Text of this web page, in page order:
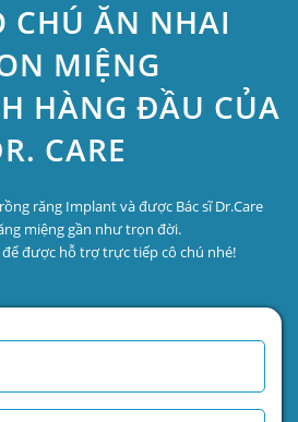
CHÚ ĂN NHAI
MIỆNG
HÀNG ĐẦU CỦA
CARE
răng Implant và được Bác sĩ Dr.Care
miệng gần như trọn đời.
được hỗ trợ trực tiếp cô chú nhé!